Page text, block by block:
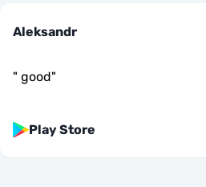
Aleksandr
" good"
Play Store